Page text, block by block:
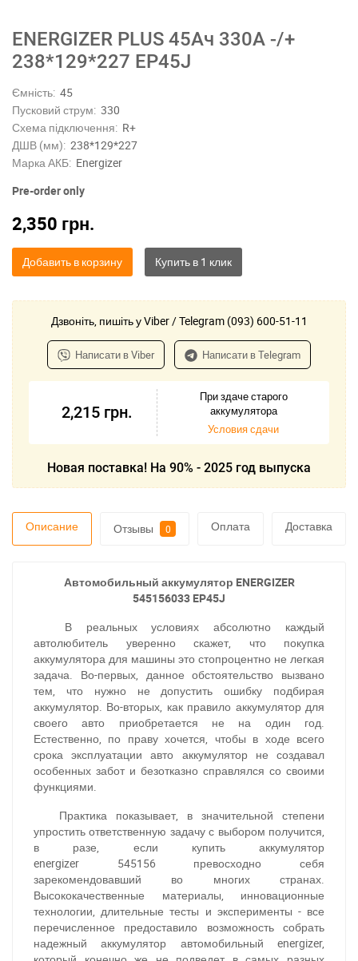
ENERGIZER PLUS 45Ач 330A -/+
238*129*227 EP45J
Ємність: 45
Пусковий струм: 330
Схема підключення: R+
ДШВ (мм): 238*129*227
Марка АКБ: Energizer
Pre-order only
2,350 грн.
Добавить в корзину
Дзвоніть, пишіть у Viber / Telegram (093) 600-51-11
Написати в Viber Написати в Telegram
2,215 грн.
При здаче старого
аккумулятора
Условия сдачи
Новая поставка! На 90% - 2025 год выпуска
Описание Отзывы 0 Оплата Доставка
Автомобильный аккумулятор ENERGIZER
545156033 EP45J
В реальных условиях абсолютно каждый
автолюбитель уверенно скажет, что покупка
аккумулятора для машины это стопроцентно не легкая
задача. Во-первых, данное обстоятельство вызвано
тем, что нужно не допустить ошибку подбирая
аккумулятор. Во-вторых, как правило аккумулятор для
своего авто приобретается не на один год.
Естественно, по праву хочется, чтобы в ходе всего
срока эксплуатации авто аккумулятор не создавал
особенных забот и безотказно справлялся со своими
функциями.
Практика показывает, в значительной степени
упростить ответственную задачу с выбором получится,
в разе, если купить аккумулятор
energizer 545156 превосходно себя
зарекомендовавший во многих странах.
Высококачественные материалы, инновационные
технологии, длительные тесты и эксперименты - все
перечисленное предоставило возможность собрать
надежный аккумулятор автомобильный energizer,